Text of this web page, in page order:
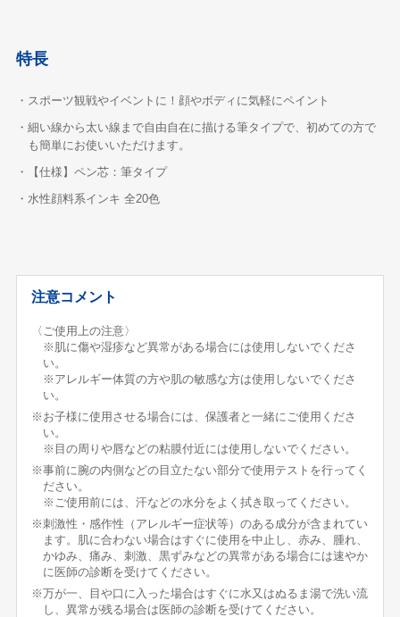
特長
・スポーツ観戦やイベントに！顔やボディに気軽にペイント
・細い線から太い線まで自由自在に描ける筆タイプで、初めての方で
も簡単にお使いいただけます。
・【仕様】ペン芯：筆タイプ
・水性顔料系インキ 全20色
注意コメント
〈ご使用上の注意〉
※肌に傷や湿疹など異常がある場合には使用しないでくださ
い。
※アレルギー体質の方や肌の敏感な方は使用しないでくださ
い。
※お子様に使用させる場合には、保護者と一緒にご使用くださ
い。
※目の周りや唇などの粘膜付近には使用しないでください。
※事前に腕の内側などの目立たない部分で使用テストを行ってく
ださい。
※ご使用前には、汗などの水分をよく拭き取ってください。
※刺激性・感作性（アレルギー症状等）のある成分が含まれてい
ます。肌に合わない場合はすぐに使用を中止し、赤み、腫れ、
かゆみ、痛み、刺激、黒ずみなどの異常がある場合には速やか
に医師の診断を受けてください。
※万が一、目や口に入った場合はすぐに水又はぬるま湯で洗い流
し、異常が残る場合は医師の診断を受けてください。